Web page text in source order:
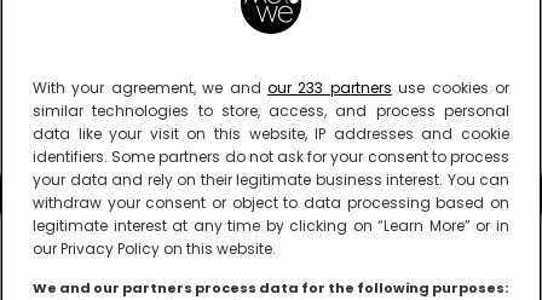
With your agreement, we and our 233 partners use cookies or
similar technologies to store, access, and process personal
data like your visit on this website, IP addresses and cookie
identifiers. Some partners do not ask for your consent to process
your data and rely on their legitimate business interest. You can
withdraw your consent or object to data processing based on
legitimate interest at any time by clicking on “Learn More” or in
our Privacy Policy on this website.
We and our partners process data for the following purposes: